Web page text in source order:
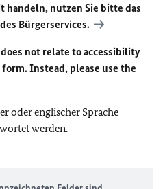
handeln, nutzen Sie bitte das
Bürgerservices.
not relate to accessibility
Instead, please use the
oder englischer Sprache
werden.